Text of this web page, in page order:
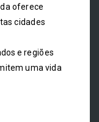
oferece
cidades
e regiões
uma vida